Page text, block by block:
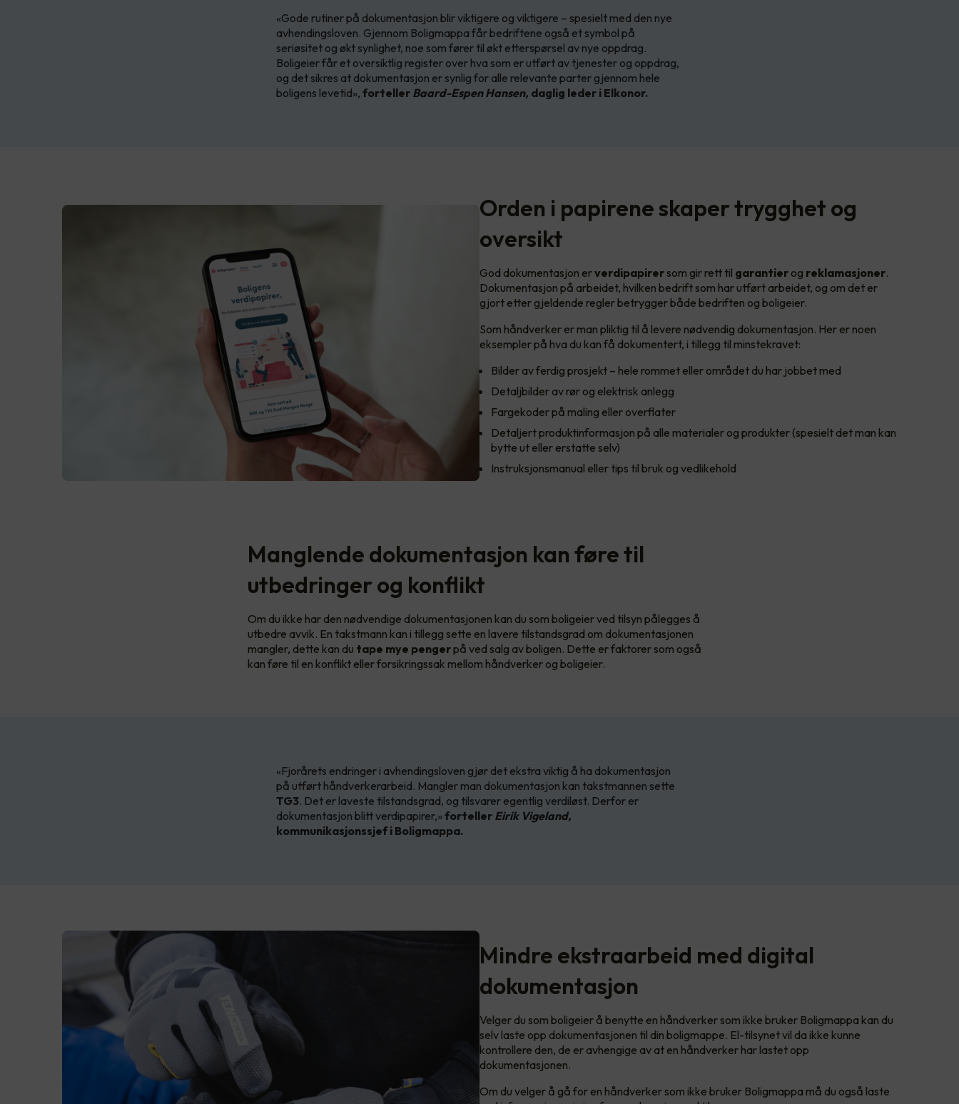
«Gode rutiner på dokumentasjon blir viktigere og viktigere – spesielt med den nye
avhendingsloven. Gjennom Boligmappa får bedriftene også et symbol på
seriøsitet og økt synlighet, noe som fører til økt etterspørsel av nye oppdrag.
Boligeier får et oversiktlig register over hva som er utført av tjenester og oppdrag,
og det sikres at dokumentasjon er synlig for alle relevante parter gjennom hele
boligens levetid», forteller Baard-Espen Hansen, daglig leder i Elkonor.
Orden i papirene skaper trygghet og
oversikt
God dokumentasjon erverdipapirersom gir rett til garantier og reklamasjoner.
Dokumentasjon på arbeidet, hvilken bedrift som har utført arbeidet, og om det er
gjort etter gjeldende regler betrygger både bedriften og boligeier.
Som håndverker er man pliktig til å levere nødvendig dokumentasjon. Her er noen
eksempler på hva du kan få dokumentert, i tillegg til minstekravet:
Bilder av ferdig prosjekt – hele rommet eller området du har jobbet med
Detaljbilder av rør og elektrisk anlegg
Fargekoder på maling eller overflater
Detaljert produktinformasjon på alle materialer og produkter (spesielt det man kan
bytte ut eller erstatte selv)
Instruksjonsmanual eller tips til bruk og vedlikehold
Manglende dokumentasjon kan føre til
utbedringer og konflikt
Om du ikke har den nødvendige dokumentasjonen kan du som boligeier ved tilsyn pålegges å
utbedre avvik. En takstmann kan i tillegg sette en lavere tilstandsgrad om dokumentasjonen
mangler, dette kan du tape mye pengerpå ved salg av boligen. Dette er faktorer som også
kan føre til en konflikt eller forsikringssak mellom håndverker og boligeier.
«Fjorårets endringer i avhendingsloven gjør det ekstra viktig å ha dokumentasjon
på utført håndverkerarbeid. Mangler man dokumentasjon kan takstmannen sette
TG3. Det er laveste tilstandsgrad, og tilsvarer egentlig verdiløst. Derfor er
dokumentasjon blitt verdipapirer,»forteller Eirik Vigeland,
kommunikasjonssjef i Boligmappa.
Mindre ekstraarbeid med digital
dokumentasjon
Velger du som boligeier å benytte en håndverker som ikke bruker Boligmappa kan du
selv laste opp dokumentasjonen til din boligmappe. El-tilsynet vil da ikke kunne
kontrollere den, de er avhengige av at en håndverker har lastet opp
dokumentasjonen.
Om du velger å gå for en håndverker som ikke bruker Boligmappa må du også laste